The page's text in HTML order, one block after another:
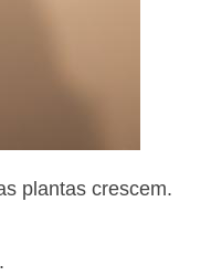
plantas crescem.